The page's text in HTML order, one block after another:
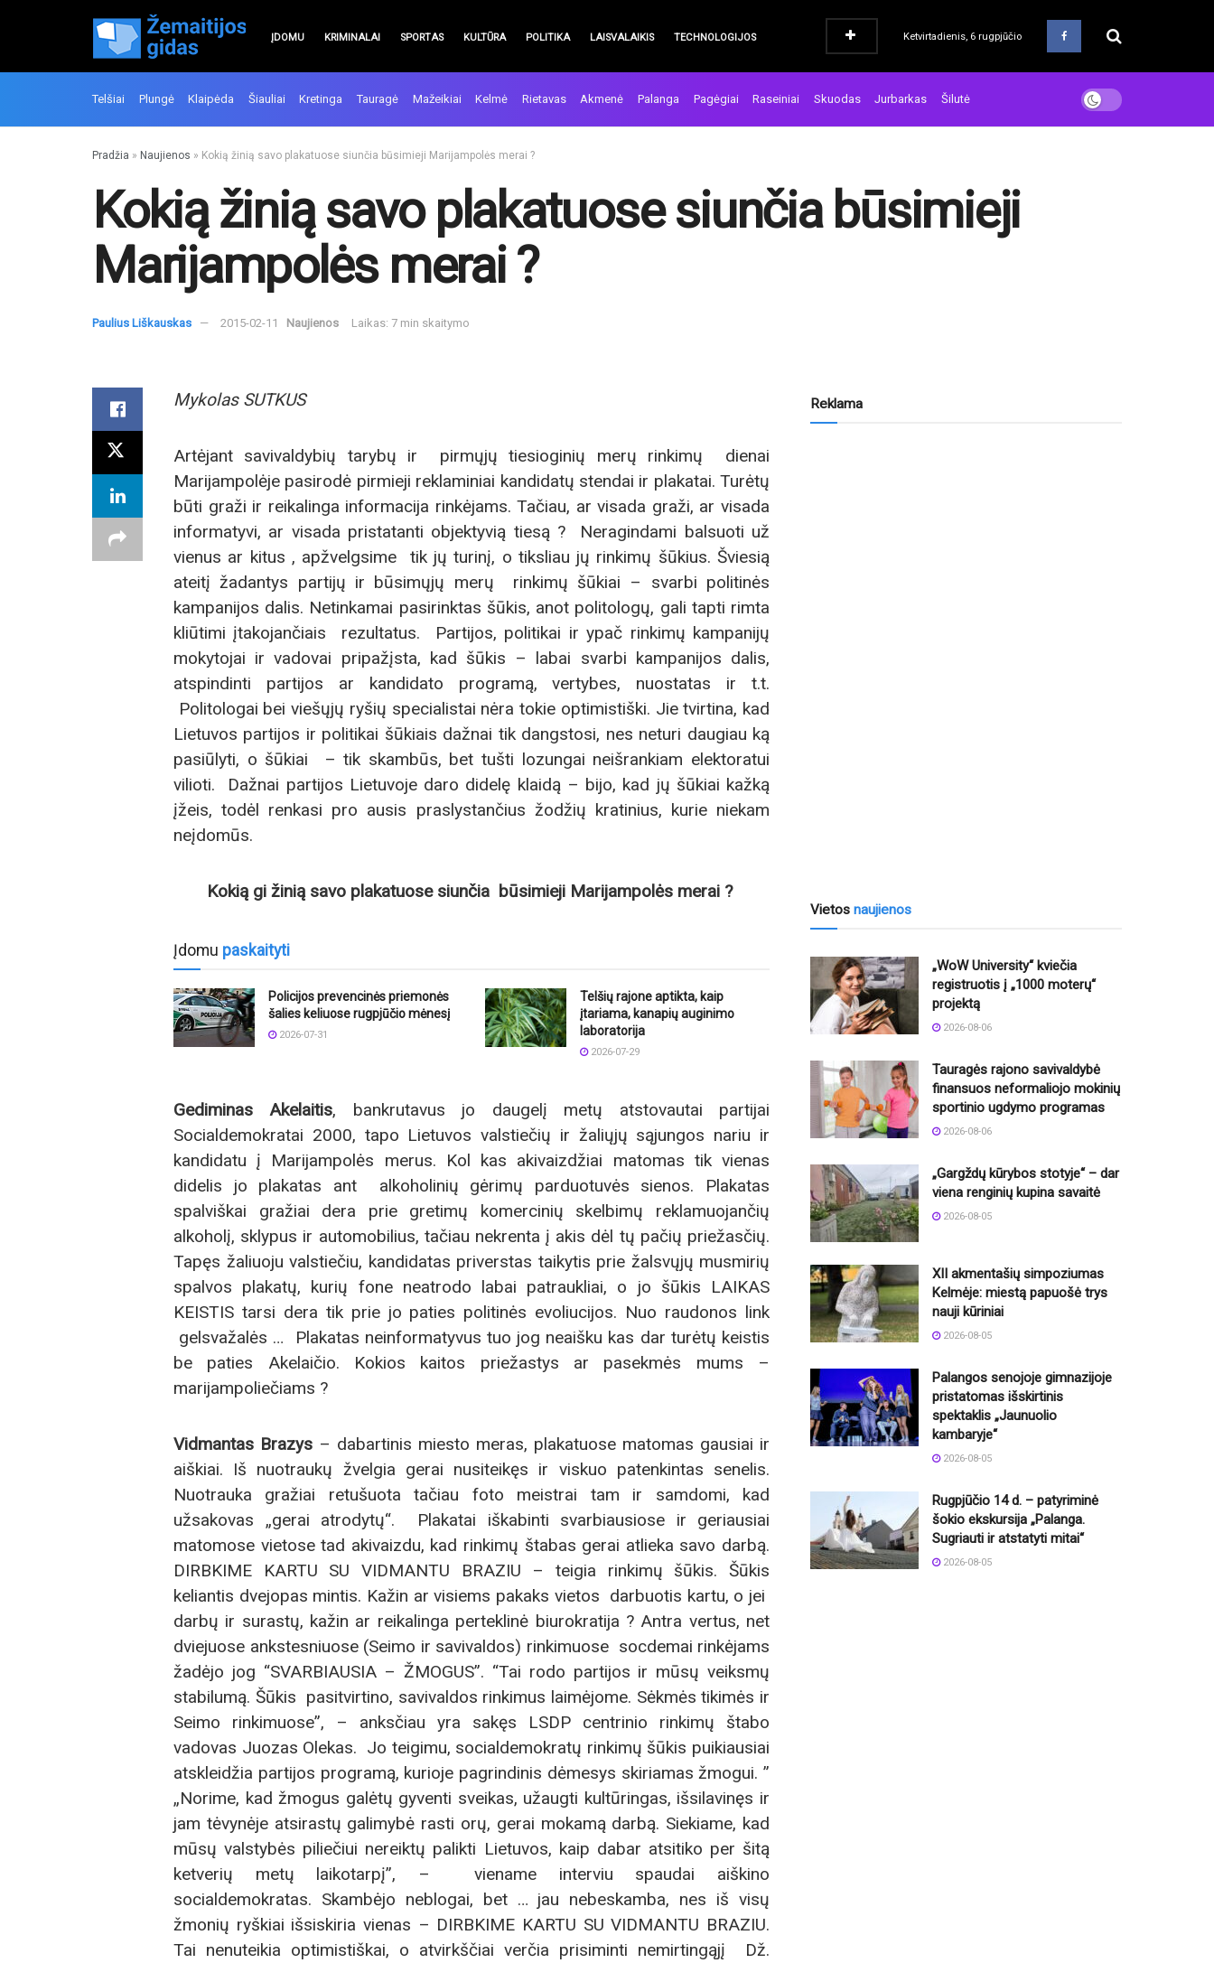
ĮDOMU KRIMINALAI SPORTAS KULTŪRA POLITIKA LAISVALAIKIS TECHNOLOGIJOS Ketvirtadienis, 6 rugpjūčio
Telšiai Plungė Klaipėda Šiauliai Kretinga Tauragė Mažeikiai Kelmė Rietavas Akmenė Palanga Pagėgiai Raseiniai Skuodas Jurbarkas Šilutė
Pradžia » Naujienos » Kokią žinią savo plakatuose siunčia būsimieji Marijampolės merai ?
Kokią žinią savo plakatuose siunčia būsimieji
Marijampolės merai ?
Paulius Liškauskas 2015-02-11 Naujienos Laikas: 7 min skaitymo
Mykolas SUTKUS
Artėjant savivaldybių tarybų ir pirmųjų tiesioginių merų rinkimų dienai
Marijampolėje pasirodė pirmieji reklaminiai kandidatų stendai ir plakatai. Turėtų
būti graži ir reikalinga informacija rinkėjams. Tačiau, ar visada graži, ar visada
informatyvi, ar visada pristatanti objektyvią tiesą ? Neragindami balsuoti už
vienus ar kitus , apžvelgsime tik jų turinį, o tiksliau jų rinkimų šūkius. Šviesią
ateitį žadantys partijų ir būsimųjų merų rinkimų šūkiai – svarbi politinės
kampanijos dalis. Netinkamai pasirinktas šūkis, anot politologų, gali tapti rimta
kliūtimi įtakojančiais rezultatus. Partijos, politikai ir ypač rinkimų kampanijų
mokytojai ir vadovai pripažįsta, kad šūkis – labai svarbi kampanijos dalis,
atspindinti partijos ar kandidato programą, vertybes, nuostatas ir t.t.
Politologai bei viešųjų ryšių specialistai nėra tokie optimistiški. Jie tvirtina, kad
Lietuvos partijos ir politikai šūkiais dažnai tik dangstosi, nes neturi daugiau ką
pasiūlyti, o šūkiai – tik skambūs, bet tušti lozungai neišrankiam elektoratui
vilioti. Dažnai partijos Lietuvoje daro didelę klaidą – bijo, kad jų šūkiai kažką
įžeis, todėl renkasi pro ausis praslystančius žodžių kratinius, kurie niekam
neįdomūs.
Kokią gi žinią savo plakatuose siunčia būsimieji Marijampolės merai ?
Įdomu paskaityti
Policijos prevencinės priemonės
šalies keliuose rugpjūčio mėnesį
2026-07-31
Telšių rajone aptikta, kaip
įtariama, kanapių auginimo
laboratorija
2026-07-29
Gediminas Akelaitis, bankrutavus jo daugelį metų atstovautai partijai
Socialdemokratai 2000, tapo Lietuvos valstiečių ir žaliųjų sąjungos nariu ir
kandidatu į Marijampolės merus. Kol kas akivaizdžiai matomas tik vienas
didelis jo plakatas ant alkoholinių gėrimų parduotuvės sienos. Plakatas
spalviškai gražiai dera prie gretimų komercinių skelbimų reklamuojančių
alkoholį, sklypus ir automobilius, tačiau nekrenta į akis dėl tų pačių priežasčių.
Tapęs žaliuoju valstiečiu, kandidatas priverstas taikytis prie žalsvųjų musmirių
spalvos plakatų, kurių fone neatrodo labai patraukliai, o jo šūkis LAIKAS
KEISTIS tarsi dera tik prie jo paties politinės evoliucijos. Nuo raudonos link
gelsvažalės … Plakatas neinformatyvus tuo jog neaišku kas dar turėtų keistis
be paties Akelaičio. Kokios kaitos priežastys ar pasekmės mums –
marijampoliečiams ?
Vidmantas Brazys – dabartinis miesto meras, plakatuose matomas gausiai ir
aiškiai. Iš nuotraukų žvelgia gerai nusiteikęs ir viskuo patenkintas senelis.
Nuotrauka gražiai retušuota tačiau foto meistrai tam ir samdomi, kad
užsakovas „gerai atrodytų“. Plakatai iškabinti svarbiausiose ir geriausiai
matomose vietose tad akivaizdu, kad rinkimų štabas gerai atlieka savo darbą.
DIRBKIME KARTU SU VIDMANTU BRAZIU – teigia rinkimų šūkis. Šūkis
keliantis dvejopas mintis. Kažin ar visiems pakaks vietos darbuotis kartu, o jei
darbų ir surastų, kažin ar reikalinga perteklinė biurokratija ? Antra vertus, net
dviejuose ankstesniuose (Seimo ir savivaldos) rinkimuose socdemai rinkėjams
žadėjo jog “SVARBIAUSIA – ŽMOGUS”. “Tai rodo partijos ir mūsų veiksmų
stabilumą. Šūkis pasitvirtino, savivaldos rinkimus laimėjome. Sėkmės tikimės ir
Seimo rinkimuose”, – anksčiau yra sakęs LSDP centrinio rinkimų štabo
vadovas Juozas Olekas. Jo teigimu, socialdemokratų rinkimų šūkis puikiausiai
atskleidžia partijos programą, kurioje pagrindinis dėmesys skiriamas žmogui. ”
„Norime, kad žmogus galėtų gyventi sveikas, užaugti kultūringas, išsilavinęs ir
jam tėvynėje atsirastų galimybė rasti orų, gerai mokamą darbą. Siekiame, kad
mūsų valstybės piliečiui nereiktų palikti Lietuvos, kaip dabar atsitiko per šitą
ketverių metų laikotarpį”, – viename interviu spaudai aiškino
socialdemokratas. Skambėjo neblogai, bet … jau nebeskamba, nes iš visų
žmonių ryškiai išsiskiria vienas – DIRBKIME KARTU SU VIDMANTU BRAZIU.
Tai nenuteikia optimistiškai, o atvirkščiai verčia prisiminti nemirtingąjį Dž.
Reklama
Vietos naujienos
„WoW University“ kviečia
registruotis į „1000 moterų“
projektą
2026-08-06
Tauragės rajono savivaldybė
finansuos neformaliojo mokinių
sportinio ugdymo programas
2026-08-06
„Gargždų kūrybos stotyje“ – dar
viena renginių kupina savaitė
2026-08-05
XII akmentašių simpoziumas
Kelmėje: miestą papuošė trys
nauji kūriniai
2026-08-05
Palangos senojoje gimnazijoje
pristatomas išskirtinis
spektaklis „Jaunuolio
kambaryje“
2026-08-05
Rugpjūčio 14 d. – patyriminė
šokio ekskursija „Palanga.
Sugriauti ir atstatyti mitai“
2026-08-05